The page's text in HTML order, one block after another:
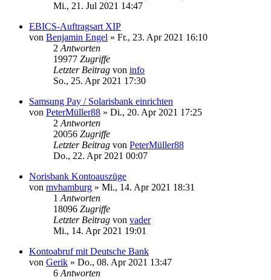
Mi., 21. Jul 2021 14:47
EBICS-Auftragsart XIP
von Benjamin Engel » Fr., 23. Apr 2021 16:10
2 Antworten
19977 Zugriffe
Letzter Beitrag von info
So., 25. Apr 2021 17:30
Samsung Pay / Solarisbank einrichten
von PeterMüller88 » Di., 20. Apr 2021 17:25
2 Antworten
20056 Zugriffe
Letzter Beitrag von PeterMüller88
Do., 22. Apr 2021 00:07
Norisbank Kontoauszüge
von mvhamburg » Mi., 14. Apr 2021 18:31
1 Antworten
18096 Zugriffe
Letzter Beitrag von vader
Mi., 14. Apr 2021 19:01
Kontoabruf mit Deutsche Bank
von Gerik » Do., 08. Apr 2021 13:47
6 Antworten